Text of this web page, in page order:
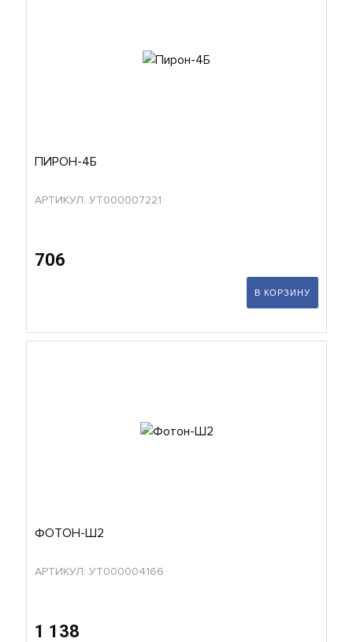
ПИРОН-4Б
АРТИКУЛ: УТ000007221
706
В КОРЗИНУ
ФОТОН-Ш2
АРТИКУЛ: УТ000004166
1 138